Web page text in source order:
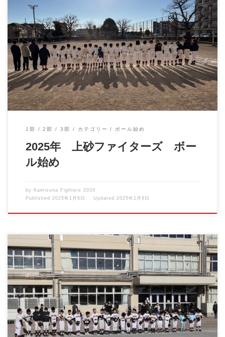
明けましておめでとうございます。 ２０２５年 １月５日 上砂
ファイターズの新しい […]
1部 2部 3部 カテゴリー ボール始め
2025年 上砂ファイターズ ボー
ル始め
by Kamisuna Fighters 2020
Published
2025年1月6日 Updated 2025年1月9日
2024.1.6 ボール始め 新年明けましておめでとうございます。 今
年も上砂フ […]